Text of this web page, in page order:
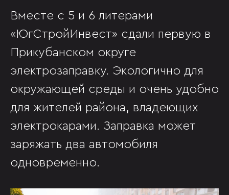
Вместе с 5 и 6 литерами
«ЮгСтройИнвест» сдали первую в
Прикубанском округе
электрозаправку. Экологично для
окружающей среды и очень удобно
для жителей района, владеющих
электрокарами. Заправка может
заряжать два автомобиля
одновременно.